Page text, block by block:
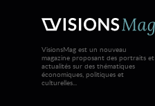
VisionsMag est un nouveau
magazine proposant des portraits et
actualités sur des thématiques
économiques, politiques et
culturelles...